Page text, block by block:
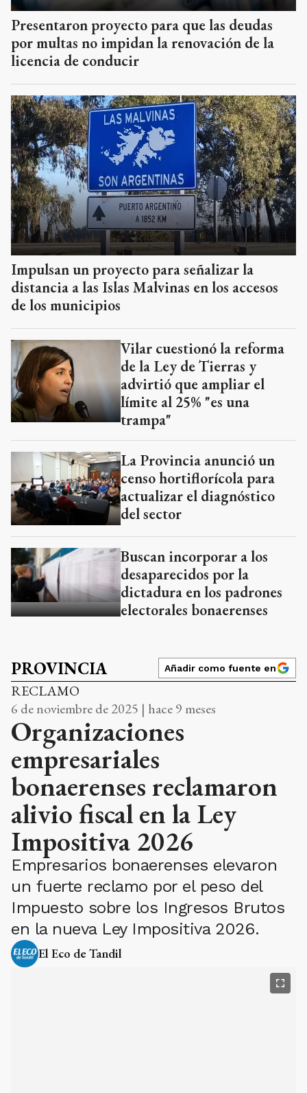
Presentaron proyecto para que las deudas
por multas no impidan la renovación de la
licencia de conducir
Impulsan un proyecto para señalizar la
distancia a las Islas Malvinas en los accesos
de los municipios
Vilar cuestionó la reforma
de la Ley de Tierras y
advirtió que ampliar el
límite al 25% "es una
trampa"
La Provincia anunció un
censo hortiflorícola para
actualizar el diagnóstico
del sector
Buscan incorporar a los
desaparecidos por la
dictadura en los padrones
electorales bonaerenses
PROVINCIA Añadir como fuente en
RECLAMO
6 de noviembre de 2025 | hace 9 meses
Organizaciones
empresariales
bonaerenses reclamaron
alivio fiscal en la Ley
Impositiva 2026
Empresarios bonaerenses elevaron
un fuerte reclamo por el peso del
Impuesto sobre los Ingresos Brutos
en la nueva Ley Impositiva 2026.
El Eco de Tandil